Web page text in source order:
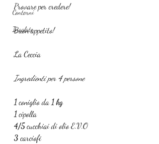
Contorni
Insalate
Provare per credere!
Buon appetito!
La Ceccia
Ingredienti per 4 persone
1 coniglio da 1 kg
1 cipolla
4/5 cucchiai di olio E.V.O
3 carciofi